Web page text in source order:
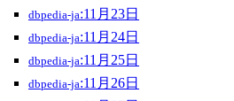
dbpedia-ja:11月23日
dbpedia-ja:11月24日
dbpedia-ja:11月25日
dbpedia-ja:11月26日